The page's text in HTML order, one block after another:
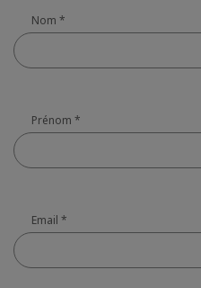
Nom *
Prénom *
Email *